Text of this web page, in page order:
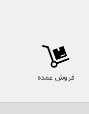
فروش عمده